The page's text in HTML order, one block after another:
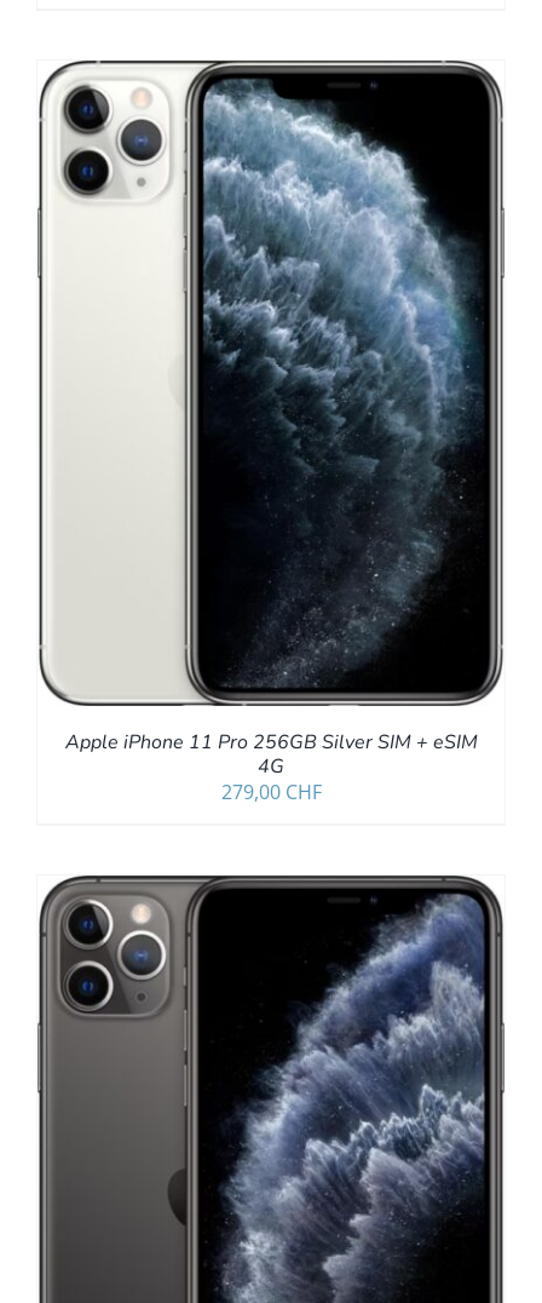
Apple iPhone 11 Pro 256GB Silver SIM + eSIM
4G
279,00 CHF